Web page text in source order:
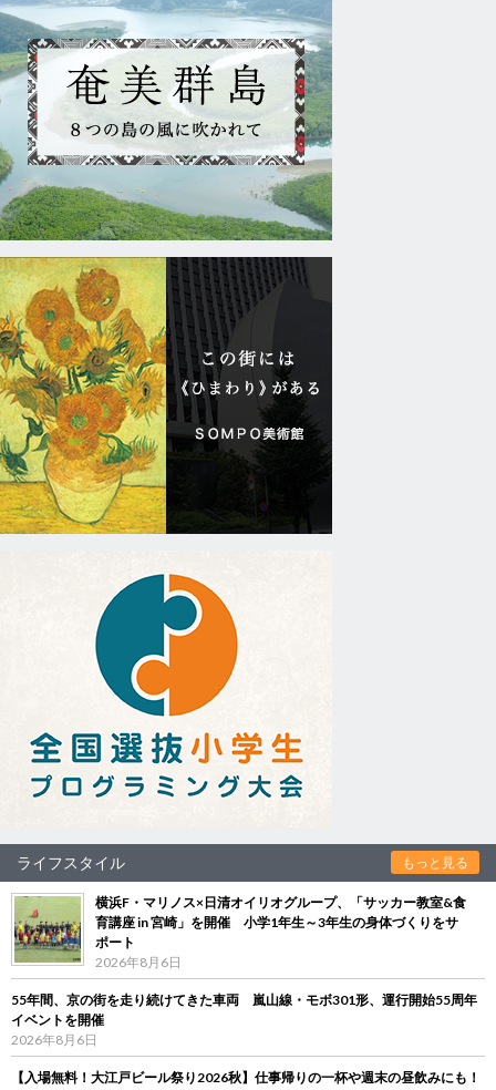
ライフスタイル もっと見る
横浜F・マリノス×日清オイリオグループ、「サッカー教室&食
育講座 in 宮崎」を開催 小学1年生～3年生の身体づくりをサ
ポート
2026年8月6日
55年間、京の街を走り続けてきた車両 嵐山線・モボ301形、運行開始55周年
イベントを開催
2026年8月6日
【入場無料！大江戸ビール祭り2026秋】仕事帰りの一杯や週末の昼飲みにも！